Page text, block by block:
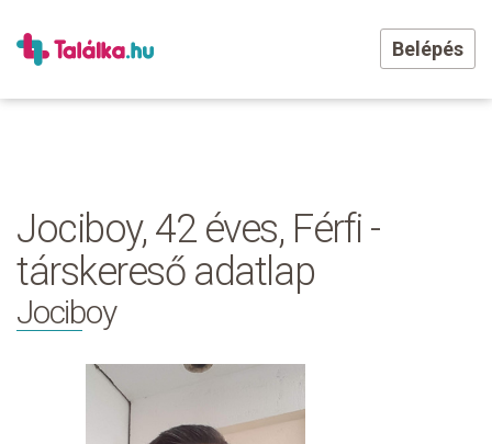
Belépés
Jociboy, 42 éves, Férfi -
társkereső adatlap
Jociboy